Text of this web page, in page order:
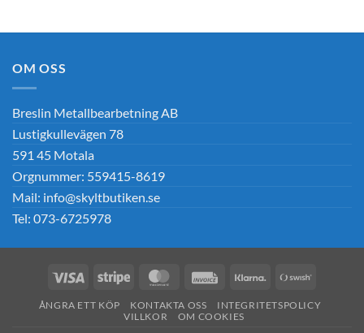
OM OSS
Breslin Metallbearbetning AB
Lustigkullevägen 78
591 45 Motala
Orgnummer: 559415-8619
Mail: info@skyltbutiken.se
Tel: 073-6725978
Visa Stripe MasterCardInvoice Klarna
Swish
ÅNGRA ETT KÖP KONTAKTA OSS
INTEGRITETSPOLICY
VILLKOR
OM COOKIES